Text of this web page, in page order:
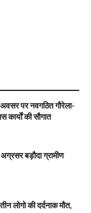
पर नवगठित गौरेला-
कार्याें की सौगात
बड़ौदा ग्रामीण
लोगो की दर्दनाक मौत,